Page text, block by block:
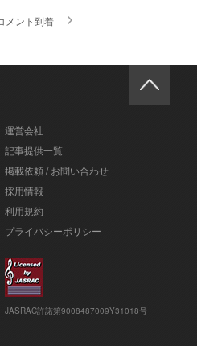
メント到着
運営会社
記事提供一覧
掲載依頼 / お問い合わせ
採用情報
利用規約
プライバシーポリシー
JASRAC許諾第9008487009Y31018号